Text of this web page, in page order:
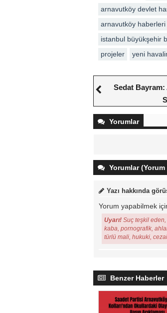
arnavutköy devlet
arnavutköy haberleri
istanbul büyükşehir
projeler
yeni
Sedat
Yorumlar
Yorumlar (Yorum
Yazı hakkında
Yorum yapabilmek
Uyarı! Suç teşkil eden,
kaba, pornografik,
türlü mali, hukuki,
Benzer Haberler